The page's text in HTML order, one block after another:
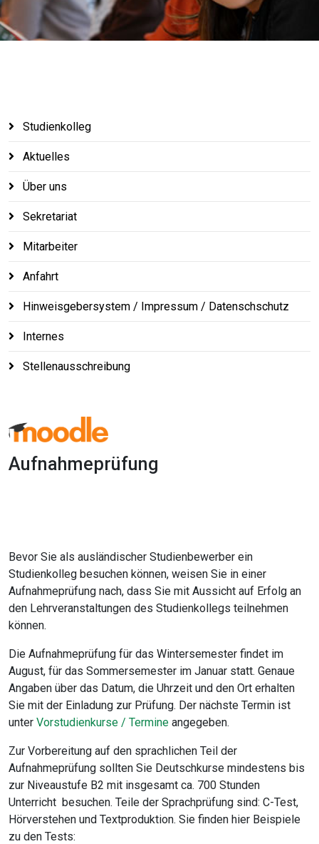
Studienkolleg
Aktuelles
Über uns
Sekretariat
Mitarbeiter
Anfahrt
Hinweisgebersystem / Impressum / Datenschschutz
Internes
Stellenausschreibung
Aufnahmeprüfung
Bevor Sie als ausländischer Studienbewerber ein
Studienkolleg besuchen können, weisen Sie in einer
Aufnahmeprüfung nach, dass Sie mit Aussicht auf Erfolg an
den Lehrveranstaltungen des Studienkollegs teilnehmen
können.
Die Aufnahmeprüfung für das Wintersemester findet im
August, für das Sommersemester im Januar statt. Genaue
Angaben über das Datum, die Uhrzeit und den Ort erhalten
Sie mit der Einladung zur Prüfung. Der nächste Termin ist
unter Vorstudienkurse / Termine angegeben.
Zur Vorbereitung auf den sprachlichen Teil der
Aufnahmeprüfung sollten Sie Deutsch­kurse mindestens bis
zur Niveaustufe B2 mit insgesamt ca. 700 Stunden
Unterricht besuchen. Teile der Sprachprüfung sind: C-Test,
Hörverstehen und Textproduktion. Sie finden hier Beispiele
zu den Tests: